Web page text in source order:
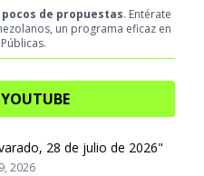
pocos de propuestas. Entérate
un programa eficaz en
28 de julio de 2026"
2026